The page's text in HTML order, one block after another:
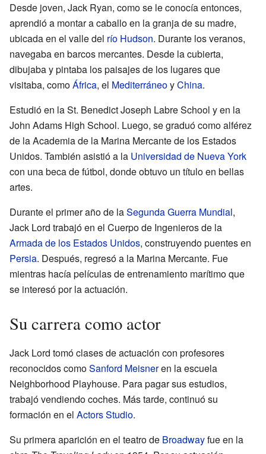
Desde joven, Jack Ryan, como se le conocía entonces,
aprendió a montar a caballo en la granja de su madre,
ubicada en el valle del río Hudson. Durante los veranos,
navegaba en barcos mercantes. Desde la cubierta,
dibujaba y pintaba los paisajes de los lugares que
visitaba, comoÁfrica, el MediterráneoyChina.
Estudió en la St. Benedict Joseph Labre School y en la
John Adams High School. Luego, se graduó como alférez
de la Academia de la Marina Mercante de los Estados
Unidos. También asistió a la Universidad de Nueva York
con una beca de fútbol, donde obtuvo un título en bellas
artes.
Durante el primer año de laSegunda Guerra Mundial,
Jack Lord trabajó en el Cuerpo de Ingenieros de la
Armada de los Estados Unidos, construyendo puentes en
Persia. Después, regresó a la Marina Mercante. Fue
mientras hacía películas de entrenamiento marítimo que
se interesó por la actuación.
Su carrera como actor
Jack Lord tomó clases de actuación con profesores
reconocidos comoSanford Meisneren la escuela
Neighborhood Playhouse. Para pagar sus estudios,
trabajó vendiendo coches. Más tarde, continuó su
formación en el Actors Studio.
Su primera aparición en el teatro de Broadwayfue en la